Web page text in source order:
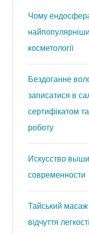
Чому
косметології
Бездоганне
записатися в
сертифікатом
роботу
Искусство
современности
Тайський масаж
відчуття легкості